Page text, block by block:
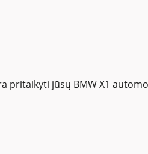
pritaikyti jūsų BMW X1